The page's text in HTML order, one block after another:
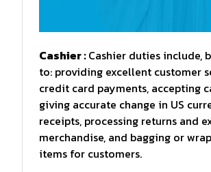
Cashier :Cashier duties include,
to: providing excellent customer
credit card payments, accepting
giving accurate change in US
receipts, processing returns and
merchandise, and bagging or
items for customers.